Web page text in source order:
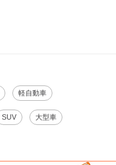
軽自動車
SUV 大型車